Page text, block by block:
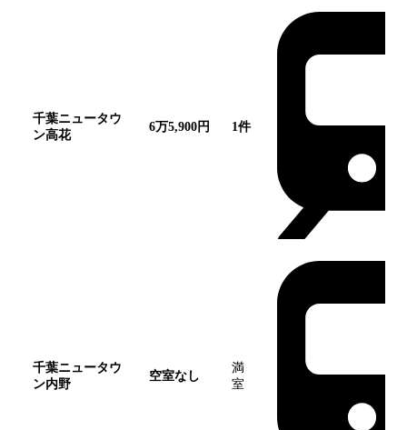
千葉ニュータウ
ン高花
6万5,900円 1件
千葉ニュータウ
ン内野
空室なし
満
室